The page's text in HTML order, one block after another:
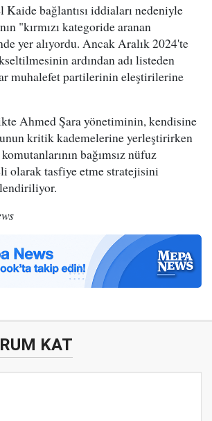
bağlantısı iddiaları nedeniyle
"kırmızı kategoride aranan
yer alıyordu. Ancak Aralık 2024'te
ardından adı listeden
muhalefet partilerinin eleştirilerine
Ahmed Şara yönetiminin, kendisine
kritik kademelerine yerleştirirken
bağımsız nüfuz
olarak tasfiye etme stratejisini
KAT